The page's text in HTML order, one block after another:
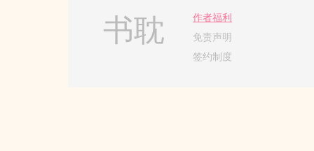
书耽
作者福利
免责声明
签约制度